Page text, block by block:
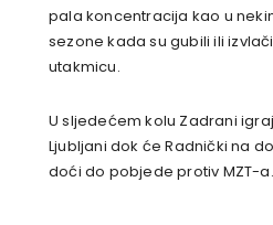
pala koncentracija kao u
sezone kada su gubili ili
utakmicu.
U sljedećem kolu Zadrani
Ljubljani dok će Radnički na
doći do pobjede protiv MZT-a.